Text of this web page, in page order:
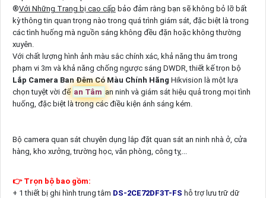
®️Với Những Trang bị cao cấp bảo đảm rằng bạn sẽ không bỏ lỡ bất
kỳ thông tin quan trọng nào trong quá trình giám sát, đặc biệt là trong
các tình huống mà nguồn sáng không đều đặn hoặc không thường
xuyên.
Với chất lượng hình ảnh màu sắc chính xác, khả năng thu âm trong
phạm vi 3m và khả năng chống ngược sáng DWDR, thiết kế trọn bộ
Lắp Camera Ban Đêm Có Màu Chính Hãng Hikvision là một lựa
chọn tuyệt vời để an Tâm an ninh và giám sát hiệu quả trong mọi tình
huống, đặc biệt là trong các điều kiện ánh sáng kém.
Bộ camera quan sát chuyên dụng lắp đặt quan sát an ninh nhà ở, cửa
hàng, kho xưởng, trường học, văn phòng, công ty,...
👉 Trọn bộ bao gồm:
+ 1 thiết bị ghi hình trung tâm DS-2CE72DF3T-FS hỗ trợ lưu trữ dữ